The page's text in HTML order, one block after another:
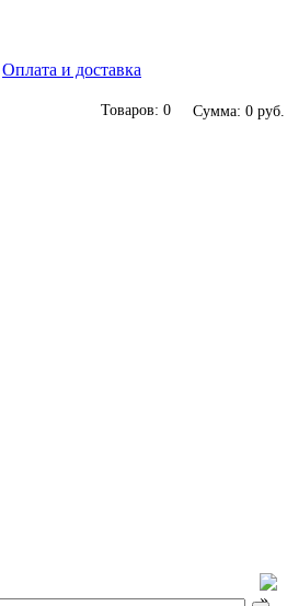
Оплата и доставка
Товаров: 0 Сумма: 0 руб.